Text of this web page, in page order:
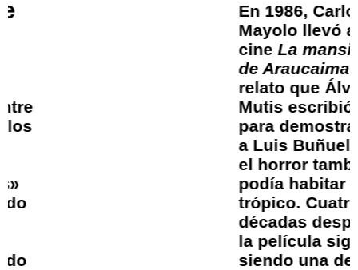
En 1986, Carlos
Mayolo llevó al
La mansión
de Araucaima, el
relato que Álvaro
Mutis escribió
para demostrarle
a Luis Buñuel que
el horror también
podía habitar el
trópico. Cuatro
décadas después,
la película sigue
siendo una de las